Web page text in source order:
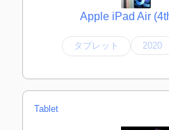
Apple iPad Air
タブレット 2020
Tablet